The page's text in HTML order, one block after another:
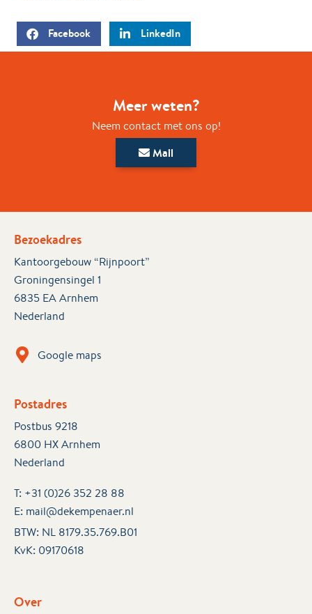
Facebook LinkedIn
Meer weten?
Neem contact met ons op!
Mail
Bezoekadres
Kantoorgebouw “Rijnpoort”
Groningensingel 1
6835 EA Arnhem
Nederland
Google maps
Postadres
Postbus 9218
6800 HX Arnhem
Nederland
T: +31 (0)26 352 28 88
E: mail@dekempenaer.nl
BTW: NL 8179.35.769.B01
KvK: 09170618
Over